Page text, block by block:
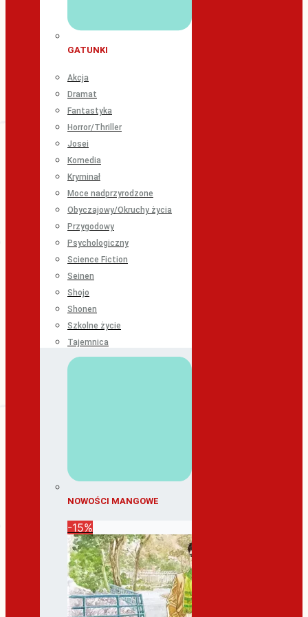
GATUNKI
Akcja
Dramat
Fantastyka
Horror/Thriller
Josei
Komedia
Kryminał
Moce nadprzyrodzone
Obyczajowy/Okruchy życia
Przygodowy
Psychologiczny
Science Fiction
Seinen
Shojo
Shonen
Szkolne życie
Tajemnica
NOWOŚCI MANGOWE
-15%